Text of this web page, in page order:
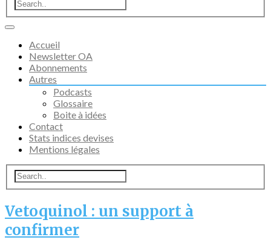
Accueil
Newsletter OA
Abonnements
Autres
Podcasts
Glossaire
Boite à idées
Contact
Stats indices devises
Mentions légales
Vetoquinol : un support à
confirmer